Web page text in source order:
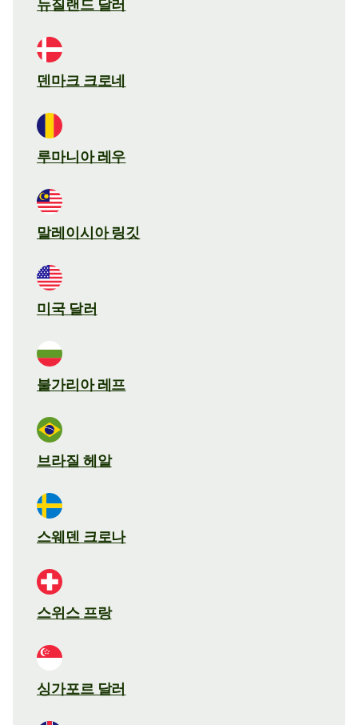
뉴질랜드 달러
덴마크 크로네
루마니아 레우
말레이시아 링깃
미국 달러
불가리아 레프
브라질 헤알
스웨덴 크로나
스위스 프랑
싱가포르 달러